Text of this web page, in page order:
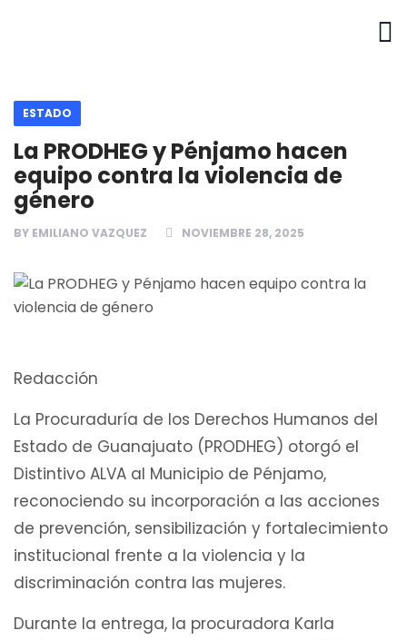
ESTADO
La PRODHEG y Pénjamo hacen
equipo contra la violencia de
género
BY EMILIANO VAZQUEZ NOVIEMBRE 28, 2025
Redacción
La Procuraduría de los Derechos Humanos del
Estado de Guanajuato (PRODHEG) otorgó el
Distintivo ALVA al Municipio de Pénjamo,
reconociendo su incorporación a las acciones
de prevención, sensibilización y fortalecimiento
institucional frente a la violencia y la
discriminación contra las mujeres.
Durante la entrega, la procuradora Karla